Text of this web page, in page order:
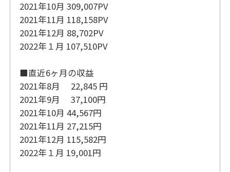
2021年10月 309,007PV
2021年11月 118,158PV
2021年12月 88,702PV
2022年１月 107,510PV
■直近6ヶ月の収益
2021年8月 22,845 円
2021年9月 37,100円
2021年10月 44,567円
2021年11月 27,215円
2021年12月 115,582円
2022年１月 19,001円